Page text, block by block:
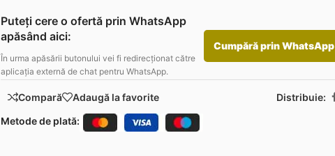
Puteți cere o ofertă prin WhatsApp
apăsând aici:
În urma apăsării butonului vei fi redirecționat către
aplicația externă de chat pentru WhatsApp.
Cumpără prin WhatsApp
Compară Adaugă la favorite Distribuie:
Metode de plată: